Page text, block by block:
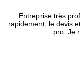
très
le devis et les
pro. Je